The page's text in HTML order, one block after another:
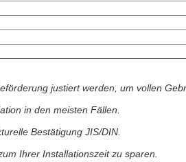
justiert werden, um vollen
in den meisten Fällen.
Bestätigung JIS/DIN.
Ihrer Installationszeit zu sparen.